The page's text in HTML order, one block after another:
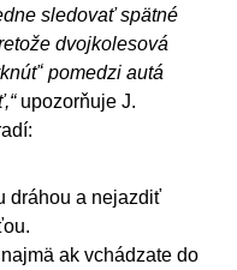
sledovať spätné
dvojkolesová
pomedzi autá
upozorňuje J.
dráhou a nejazdiť
ak vchádzate do